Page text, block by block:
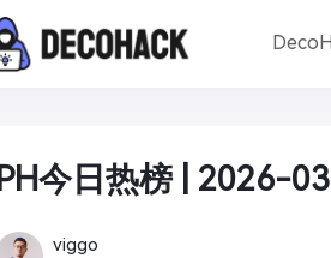
PH今日热榜 | 2026-
viggo